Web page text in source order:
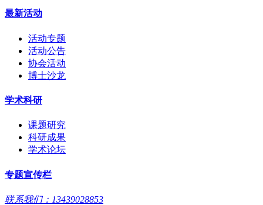
最新活动
活动专题
活动公告
协会活动
博士沙龙
学术科研
课题研究
科研成果
学术论坛
专题宣传栏
联系我们：13439028853